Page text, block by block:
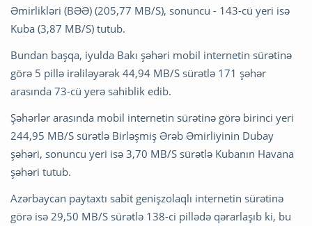
Əmirlikləri (BƏƏ) (205,77 MB/S), sonuncu - 143-cü yeri isə
Kuba (3,87 MB/S) tutub.
Bundan başqa, iyulda Bakı şəhəri mobil internetin sürətinə
görə 5 pillə irəliləyərək 44,94 MB/S sürətlə 171 şəhər
arasında 73-cü yerə sahiblik edib.
Şəhərlər arasında mobil internetin sürətinə görə birinci yeri
244,95 MB/S sürətlə Birləşmiş Ərəb Əmirliyinin Dubay
şəhəri, sonuncu yeri isə 3,70 MB/S sürətlə Kubanın Havana
şəhəri tutub.
Azərbaycan paytaxtı sabit genişzolaqlı internetin sürətinə
görə isə 29,50 MB/S sürətlə 138-ci pillədə qərarlaşıb ki, bu